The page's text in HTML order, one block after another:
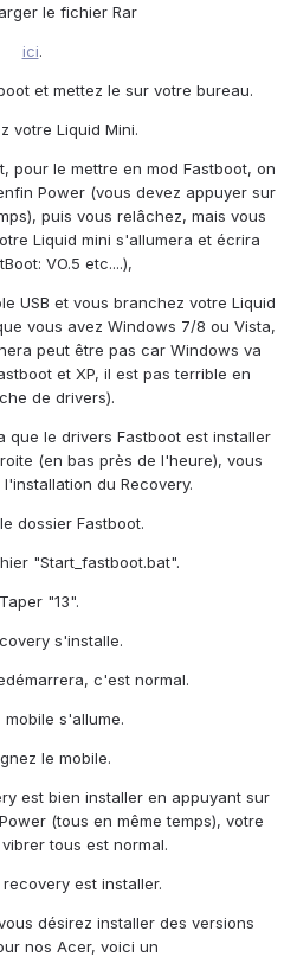
le fichier Rar
ici.
et mettez le sur votre bureau.
votre Liquid Mini.
pour le mettre en mod Fastboot, on
Power (vous devez appuyer sur
puis vous relâchez, mais vous
Liquid mini s'allumera et écrira
VO.5 etc....),
USB et vous branchez votre Liquid
vous avez Windows 7/8 ou Vista,
peut être pas car Windows va
et XP, il est pas terrible en
de drivers).
que le drivers Fastboot est installer
(en bas près de l'heure), vous
du Recovery.
dossier Fastboot.
"Start_fastboot.bat".
"13".
s'installe.
c'est normal.
mobile s'allume.
le mobile.
est bien installer en appuyant sur
(tous en même temps), votre
tous est normal.
recovery est installer.
désirez installer des versions
nos Acer, voici un